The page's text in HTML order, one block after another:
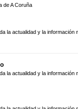
de A Coruña
la actualidad y la información
la actualidad y la información